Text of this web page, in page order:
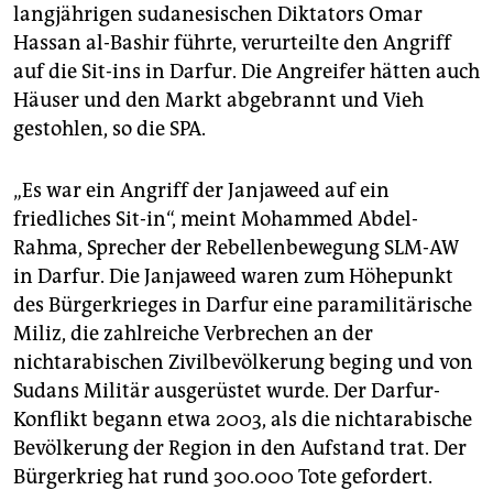
langjährigen sudanesischen Diktators Omar
Hassan al-Bashir führte, verurteilte den Angriff
auf die Sit-ins in Darfur. Die Angreifer hätten auch
Häuser und den Markt abgebrannt und Vieh
gestohlen, so die SPA.
„Es war ein Angriff der Janjaweed auf ein
friedliches Sit-in“, meint Mohammed Abdel-
Rahma, Sprecher der Rebellenbewegung SLM-AW
in Darfur. Die Janjaweed waren zum Höhepunkt
des Bürgerkrieges in Darfur eine paramilitärische
Miliz, die zahlreiche Verbrechen an der
nichtarabischen Zivilbevölkerung beging und von
Sudans Militär ausgerüstet wurde. Der Darfur-
Konflikt begann etwa 2003, als die nichtarabische
Bevölkerung der Region in den Aufstand trat. Der
Bürgerkrieg hat rund 300.000 Tote gefordert.